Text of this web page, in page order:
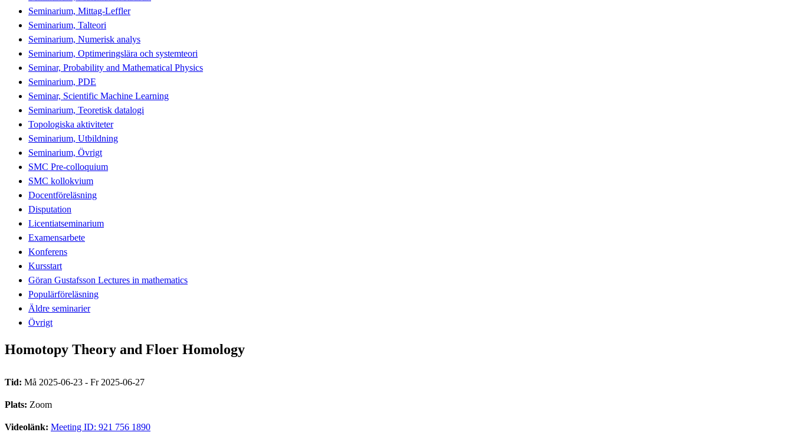
Seminarium, Mittag-Leffler
Seminarium, Talteori
Seminarium, Numerisk analys
Seminarium, Optimeringslära och systemteori
Seminar, Probability and Mathematical Physics
Seminarium, PDE
Seminar, Scientific Machine Learning
Seminarium, Teoretisk datalogi
Topologiska aktiviteter
Seminarium, Utbildning
Seminarium, Övrigt
SMC Pre-colloquium
SMC kollokvium
Docentföreläsning
Disputation
Licentiatseminarium
Examensarbete
Konferens
Kursstart
Göran Gustafsson Lectures in mathematics
Populärföreläsning
Äldre seminarier
Övrigt
Homotopy Theory and Floer Homology
Tid: Må 2025-06-23 - Fr 2025-06-27
Plats: Zoom
Videolänk: Meeting ID: 921 756 1890